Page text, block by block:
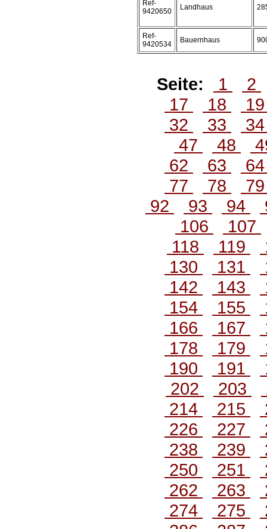
Ref-
9420650
Landhaus
Ref-
9420534
Bauernhaus
Seite: 1
2
17
18
32
33
47
48
62
63
77
78
92
93 94
106
107
118
119
130
131
142
143
154
155
166
167
178
179
190
191
202
203
214
215
226
227
238
239
250
251
262
263
274
275